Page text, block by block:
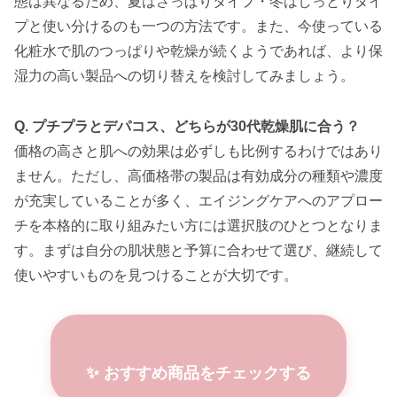
プと使い分けるのも一つの方法です。また、今使っている
化粧水で肌のつっぱりや乾燥が続くようであれば、より保
湿力の高い製品への切り替えを検討してみましょう。
Q. プチプラとデパコス、どちらが30代乾燥肌に合う？
価格の高さと肌への効果は必ずしも比例するわけではあり
ません。ただし、高価格帯の製品は有効成分の種類や濃度
が充実していることが多く、エイジングケアへのアプロー
チを本格的に取り組みたい方には選択肢のひとつとなりま
す。まずは自分の肌状態と予算に合わせて選び、継続して
使いやすいものを見つけることが大切です。
✨ おすすめ商品をチェックする